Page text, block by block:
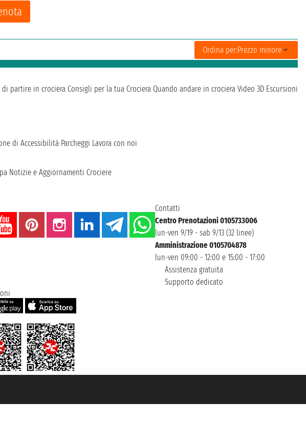
Ordina per:Prezzo minore
di partire in crociera Consigli per la tua Crociera Quando andare in crociera Video 3D Escursioni
di Accessibilità Parcheggi Lavora con noi
Notizie e Aggiornamenti Crociere
Contatti
Centro Prenotazioni 0105733006
lun-ven 9/19 - sab 9/13 (32 linee)
Amministrazione 0105704878
lun-ven 09:00 - 12:00 e 15:00 - 17:00
Assistenza gratuita
Supporto dedicato